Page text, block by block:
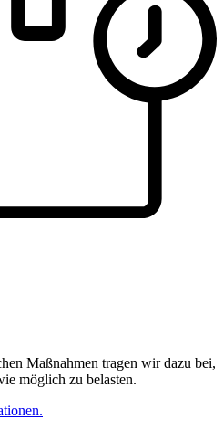
Maßnahmen tragen wir dazu bei,
möglich zu belasten.